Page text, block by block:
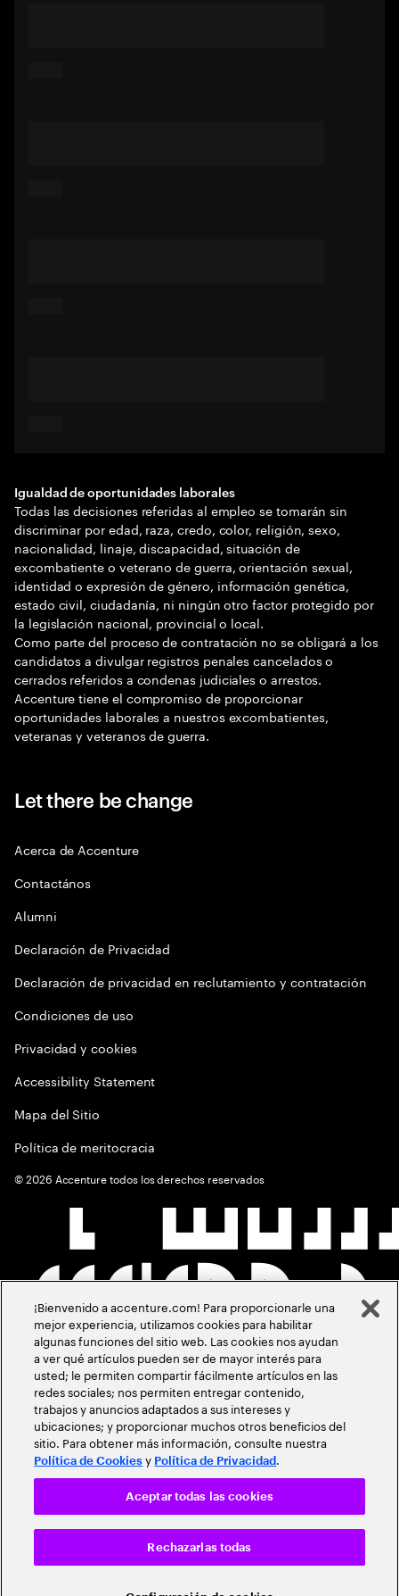
Igualdad de oportunidades laborales
Todas las decisiones referidas al empleo se tomarán sin
discriminar por edad, raza, credo, color, religión, sexo,
nacionalidad, linaje, discapacidad, situación de
excombatiente o veterano de guerra, orientación sexual,
identidad o expresión de género, información genética,
estado civil, ciudadanía, ni ningún otro factor protegido por
la legislación nacional, provincial o local.
Como parte del proceso de contratación no se obligará a los
candidatos a divulgar registros penales cancelados o
cerrados referidos a condenas judiciales o arrestos.
Accenture tiene el compromiso de proporcionar
oportunidades laborales a nuestros excombatientes,
veteranas y veteranos de guerra.
Let there be change
Acerca de Accenture
Contactános
Alumni
Declaración de Privacidad
Declaración de privacidad en reclutamiento y contratación
Condiciones de uso
Privacidad y cookies
Accessibility Statement
Mapa del Sitio
Política de meritocracia
©2026 Accenture todos los derechos reservados
¡Bienvenido a accenture.com! Para proporcionarle una
mejor experiencia, utilizamos cookies para habilitar
algunas funciones del sitio web. Las cookies nos ayudan
a ver qué artículos pueden ser de mayor interés para
usted; le permiten compartir fácilmente artículos en las
redes sociales; nos permiten entregar contenido,
trabajos y anuncios adaptados a sus intereses y
ubicaciones; y proporcionar muchos otros beneficios del
sitio. Para obtener más información, consulte nuestra
Política de Cookies y Política de Privacidad .
Rechazarlas todas
Aceptar todas las cookies